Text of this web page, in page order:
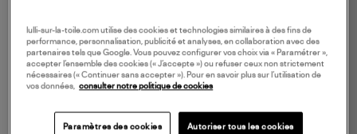
lulli-sur-la-toile.com utilise des cookies et technologies similaires à des fins de
performance, personnalisation, publicité et analyses, en collaboration avec des
partenaires tels que Google. Vous pouvez configurer vos choix via « Paramétrer »,
accepter l’ensemble des cookies (« J’accepte ») ou refuser ceux non strictement
nécessaires (« Continuer sans accepter »). Pour en savoir plus sur l’utilisation de
vos données, consulter notre politique de cookies
Paramètres des cookies Autoriser tous les cookies